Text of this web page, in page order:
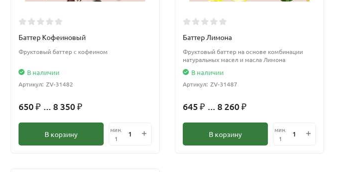
Баттер Кофеиновый
Фруктовый баттер с кофеином
В наличии
Артикул: ZV-31482
650 ₽ ... 8 350 ₽
В корзину
мин.
1
Баттер Лимона
Фруктовый баттер на основе комбинации
натуральных масел и масла Лимона
В наличии
Артикул: ZV-31487
645 ₽ ... 8 260 ₽
В корзину
мин.
1